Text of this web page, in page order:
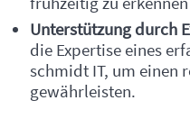
Unterstützung durch
die Expertise eines
schmidt IT, um einen
gewährleisten.